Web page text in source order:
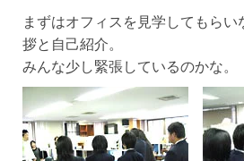
まずはオフィスを見学してもら
拶と自己紹介。
みんな少し緊張しているのかな。